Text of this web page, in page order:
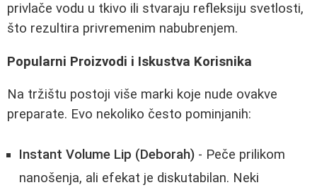
privlače vodu u tkivo ili stvaraju refleksiju svetlosti,
što rezultira privremenim nabubrenjem.
Popularni Proizvodi i Iskustva Korisnika
Na tržištu postoji više marki koje nude ovakve
preparate. Evo nekoliko često pominjanih:
Instant Volume Lip (Deborah) - Peče prilikom
nanošenja, ali efekat je diskutabilan. Neki